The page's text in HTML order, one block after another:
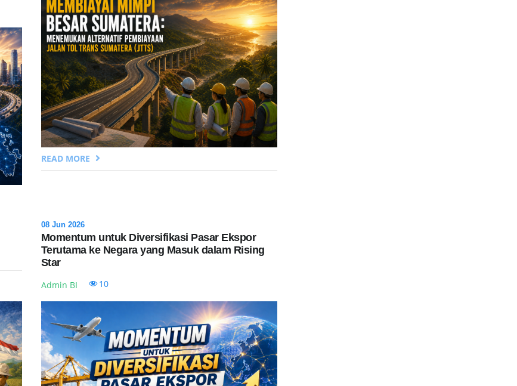
READ MORE
08 Jun 2026
Momentum untuk Diversifikasi Pasar Ekspor
Terutama ke Negara yang Masuk dalam Rising
Star
Admin BI 10